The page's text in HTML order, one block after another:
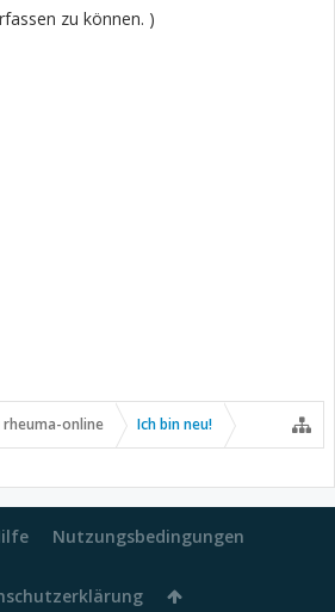
zu können. )
rheuma-online Ich bin neu!
Nutzungsbedingungen